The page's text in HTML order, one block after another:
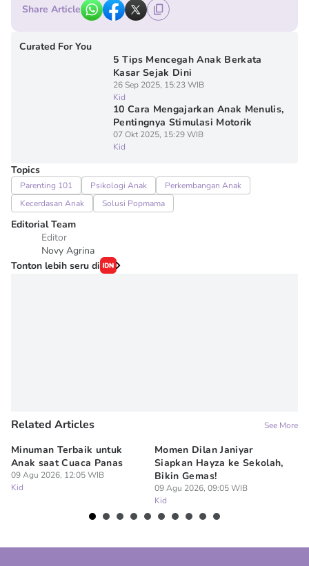
Share Article
Curated For You
5 Tips Mencegah Anak Berkata
Kasar Sejak Dini
26 Sep 2025, 15:23 WIB
Kid
10 Cara Mengajarkan Anak Menulis,
Pentingnya Stimulasi Motorik
07 Okt 2025, 15:29 WIB
Kid
Topics
Parenting 101 Psikologi Anak
Perkembangan Anak
Kecerdasan Anak
Solusi Popmama
Editorial Team
Editor
Novy Agrina
Tonton lebih seru di
Related Articles See More
Minuman Terbaik untuk
Anak saat Cuaca Panas
09 Agu 2026, 12:05 WIB
Kid
Momen Dilan Janiyar
Siapkan Hayza ke Sekolah,
Bikin Gemas!
09 Agu 2026, 09:05 WIB
Kid